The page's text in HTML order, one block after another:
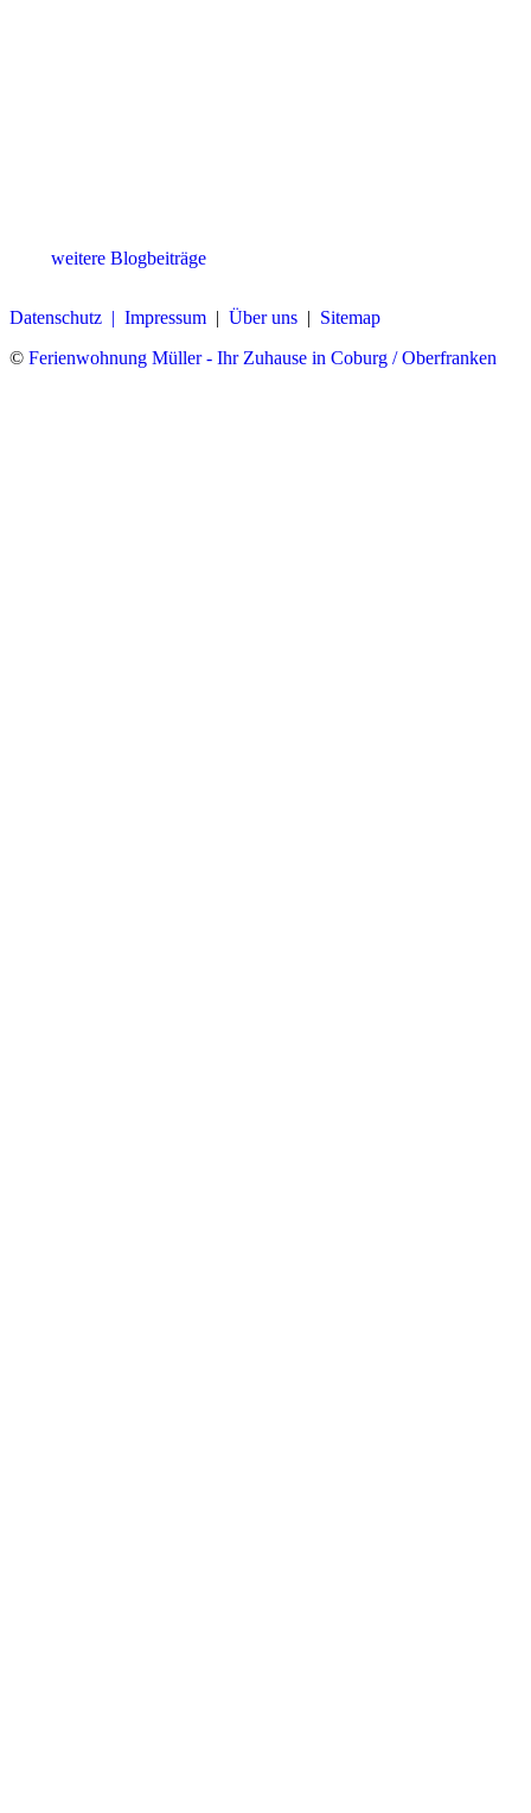
weitere Blogbeiträge
Datenschutz | Impressum | Über uns | Sitemap
© Ferienwohnung Müller - Ihr Zuhause in Coburg / Oberfranken